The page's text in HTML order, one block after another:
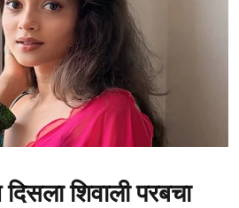
शिवाली परबचा